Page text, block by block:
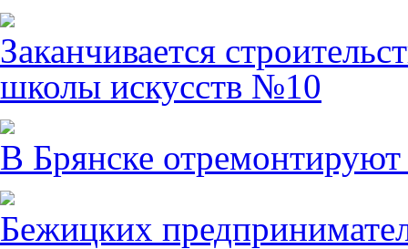
Заканчивается
школы искусств №10
В Брянске
Бежицких